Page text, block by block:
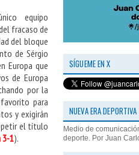
equipo
fracaso de
del bloque
de Sérgio
Europa que
de Europa
por la
para
y exigirán
el título
3-1).
SÍGUEME EN X
NUEVA ERA DEPORTIVA
Medio de
deporte. Por Juan